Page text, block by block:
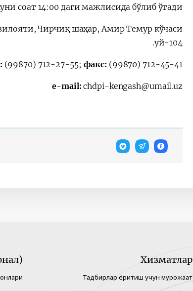
соат 14:00 даги мажлисида бўлиб ўтади.
Чирчиқ шаҳар, Амир Темур кўчаси,
104-уй.
(99870) 712-27-55; факс: (99870) 712-45-41
e-mail: chdpi-kengash@umail.uz
Хизматлар
Тадбирлар ёритиш учун мурожаат